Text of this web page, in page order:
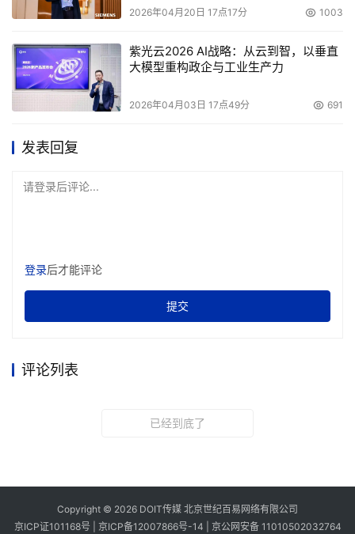
2026年04月20日 17点17分 1003
紫光云2026 AI战略：从云到智，以垂直
大模型重构政企与工业生产力
2026年04月03日 17点49分 691
发表回复
请登录后评论...
登录后才能评论
提交
评论列表
已经到底了
Copyright © 2026 DOIT传媒 北京世纪百易网络有限公司
京ICP证101168号 | 京ICP备12007866号-14 京公网安备 11010502032764